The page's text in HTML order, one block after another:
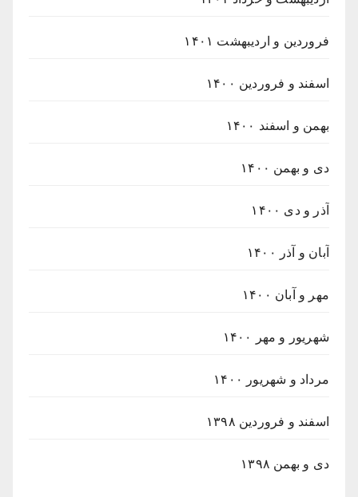
فروردین و اردیبهشت ۱۴۰۱
اسفند و فروردین ۱۴۰۰
بهمن و اسفند ۱۴۰۰
دی و بهمن ۱۴۰۰
آذر و دی ۱۴۰۰
آبان و آذر ۱۴۰۰
مهر و آبان ۱۴۰۰
شهریور و مهر ۱۴۰۰
مرداد و شهریور ۱۴۰۰
اسفند و فروردین ۱۳۹۸
دی و بهمن ۱۳۹۸